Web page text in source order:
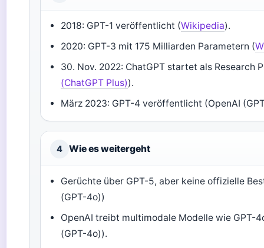
2018: GPT-1 veröffentlicht (Wikipedia).
2020: GPT-3 mit 175 Milliarden Parametern (
30. Nov. 2022: ChatGPT startet als Research
(ChatGPT Plus)).
März 2023: GPT-4 veröffentlicht (OpenAI
4 Wie es weitergeht
Gerüchte über GPT-5, aber keine offizielle
(GPT-4o))
OpenAI treibt multimodale Modelle wie GPT-
(GPT-4o)).